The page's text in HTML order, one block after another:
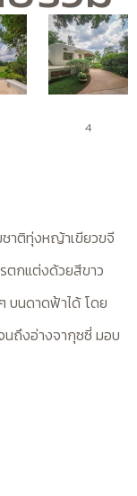
4
ชาติทุ่งหญ้าเขียวขจี
ตกแต่งด้วยสีขาว
บนดาดฟ้าได้ โดย
นถึงอ่างจากุซซี่ มอบ